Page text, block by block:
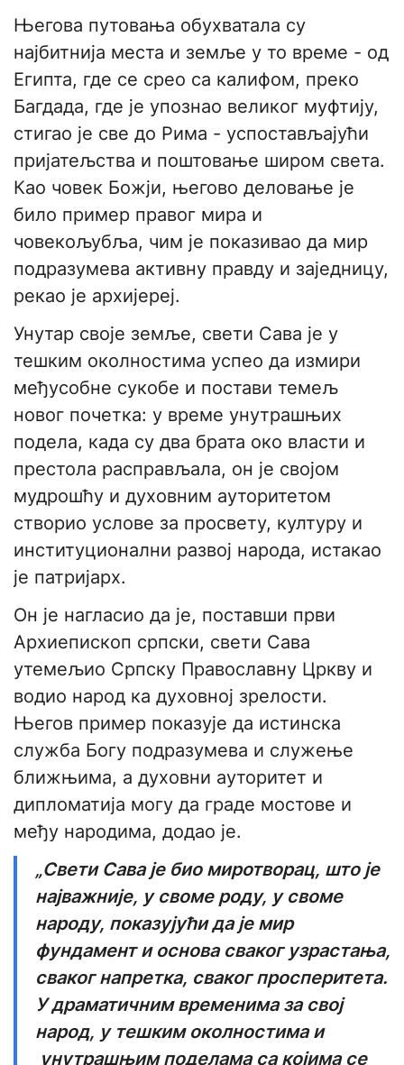
Његова путовања обухватала су
најбитнија места и земље у то време - од
Египта, где се срео са калифом, преко
Багдада, где је упознао великог муфтију,
стигао је све до Рима - успостављајући
пријатељства и поштовање широм света.
Као човек Божји, његово деловање је
било пример правог мира и
човекољубља, чим је показивао да мир
подразумева активну правду и заједницу,
рекао је архијереј.
Унутар своје земље, свети Сава је у
тешким околностима успео да измири
међусобне сукобе и постави темељ
новог почетка: у време унутрашњих
подела, када су два брата око власти и
престола расправљала, он је својом
мудрошћу и духовним ауторитетом
створио услове за просвету, културу и
институционални развој народа, истакао
је патријарх.
Он је нагласио да је, поставши први
Архиепископ српски, свети Сава
утемељио Српску Православну Цркву и
водио народ ка духовној зрелости.
Његов пример показује да истинска
служба Богу подразумева и служење
ближњима, а духовни ауторитет и
дипломатија могу да граде мостове и
међу народима, додао је.
„Свети Сава је био миротворац, што је
најважније, у своме роду, у своме
народу, показујући да је мир
фундамент и основа сваког узрастања,
сваког напретка, сваког просперитета.
У драматичним временима за свој
народ, у тешким околностима и
унутрашњим поделама са којима се